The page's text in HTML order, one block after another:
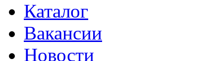
Каталог
Вакансии
Новости